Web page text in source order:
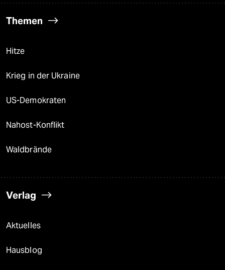
Themen
Hitze
Krieg in der Ukraine
US-Demokraten
Nahost-Konflikt
Waldbrände
Verlag
Aktuelles
Hausblog